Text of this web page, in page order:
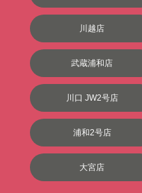
川越店
武蔵浦和店
川口 JW2号店
浦和2号店
大宮店